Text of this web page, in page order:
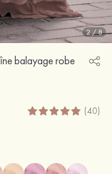
2/8
balayage robe
(40)